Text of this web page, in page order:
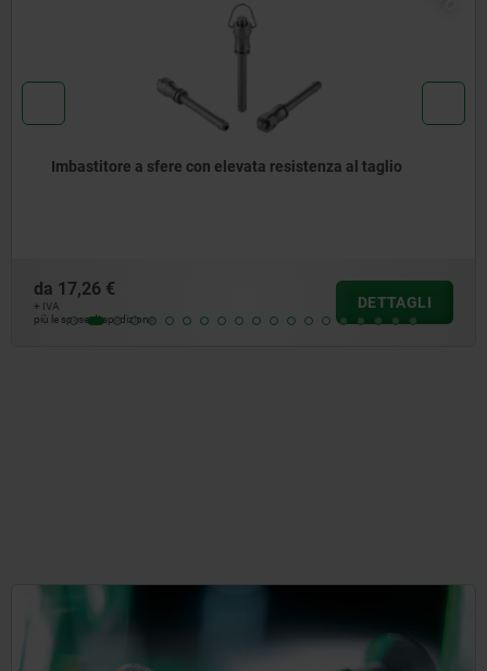
Imbastitori a sfere con impugnatura a fungo in acciaio
da19,47 €
più le spese di spedizione
DETTAGLI